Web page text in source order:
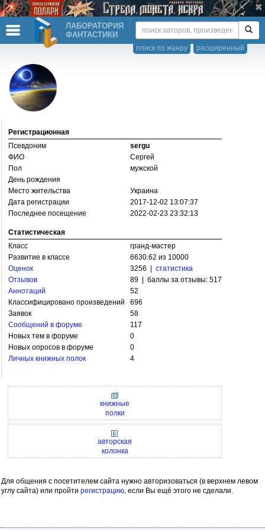
ЛАБОРАТОРИЯ
ФАНТАСТИКИ
расширенный
поиск по жанру
Регистрационная
Псевдоним
sergu
ФИО
Сергей
Пол
мужской
День рождения
Место жительства
Украина
Дата регистрации
2017-12-02 13:07:37
Последнее посещение
2022-02-23 23:32:13
Статистическая
Класс
гранд-мастер
Развитие в классе
6630.62 из 10000
Оценок
3256 | статистика
Отзывов
89 | баллы за отзывы: 517
Аннотаций
52
Классифицировано произведений
696
Заявок
58
Сообщений в форуме
117
Новых тем в форуме
0
Новых опросов в форуме
0
Личных книжных полок
4
книжные
полки
авторская
колонка
Для общения с посетителем сайта нужно авторизоваться (в верхнем левом
углу сайта) или пройти регистрацию, если Вы ещё этого не сделали.